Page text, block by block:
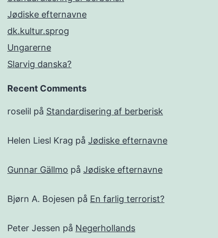
Jødiske efternavne
dk.kultur.sprog
Ungarerne
Slarvig danska?
Recent Comments
roselil på Standardisering af berberisk
Helen Liesl Krag på Jødiske efternavne
Gunnar Gällmo på Jødiske efternavne
Bjørn A. Bojesen på En farlig terrorist?
Peter Jessen på Negerhollands